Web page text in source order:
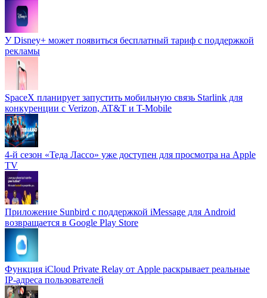
У Disney+ может появиться бесплатный тариф с поддержкой
рекламы
SpaceX планирует запустить мобильную связь Starlink для
конкуренции с Verizon, AT&T и T-Mobile
4-й сезон «Теда Лассо» уже доступен для просмотра на Apple
TV
Приложение Sunbird с поддержкой iMessage для Android
возвращается в Google Play Store
Функция iCloud Private Relay от Apple раскрывает реальные
IP-адреса пользователей